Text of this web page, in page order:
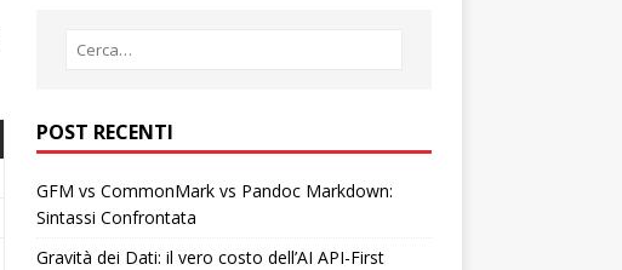
POST RECENTI
GFM vs CommonMark vs Pandoc Markdown:
Sintassi Confrontata
Gravità dei Dati: il vero costo dell’AI API-First